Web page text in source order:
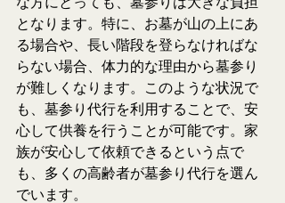
となります。特に、お墓が山の上にあ
る場合や、長い階段を登らなければな
らない場合、体力的な理由から墓参り
が難しくなります。このような状況で
も、墓参り代行を利用することで、安
心して供養を行うことが可能です。家
族が安心して依頼できるという点で
も、多くの高齢者が墓参り代行を選ん
でいます。